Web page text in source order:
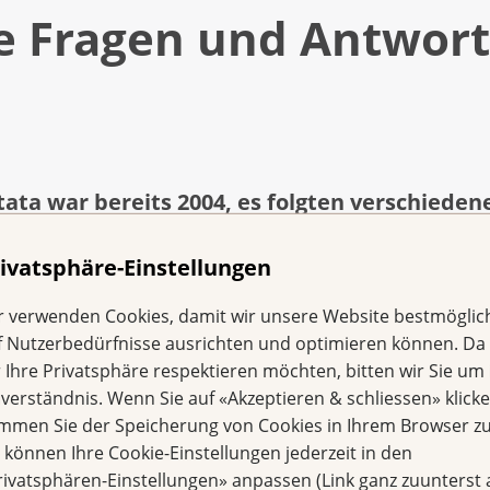
Einstellungen
verwenden Cookies, damit wir unsere Website
Nutzerbedürfnisse ausrichten und optimieren können. Da
Ihre Privatsphäre respektieren möchten, bitten wir Sie um
Wenn Sie auf «Akzeptieren & schliessen»
Sie der Speicherung von Cookies in Ihrem Browser
können Ihre Cookie-Einstellungen jederzeit in den
Einstellungen» anpassen (Link ganz zuunterst
Fragen und
war bereits 2004, es folgten
Inkontinenz verschlechtert. Soll ich
zurückliegt und die Kontinenz in der ersten Zeit nach
hat, empfiehlt sich eine erneute Abklärung. Es gibt
und Harnblase mit der Frage nach Veränderungen; die
Neuro-Urologen, bei denen abgeklärt wird, wie gross
über den Urin nach der
dass der Urinverlust weniger wird?
keinen Urin zu verlieren. Dies kann in sehr vielen Fällen
vor und nach der Operation empfohlen.
Zeitpunkt noch hilfreich?